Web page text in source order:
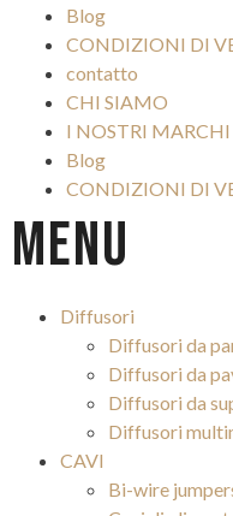
Blog
CONDIZIONI DI
contatto
CHI SIAMO
I NOSTRI MARCHI
Blog
CONDIZIONI DI
Menu
Diffusori
Diffusori da
Diffusori da
Diffusori da
Diffusori
CAVI
Bi-wire